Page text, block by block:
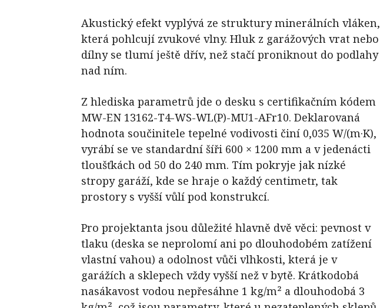
Akustický efekt vyplývá ze struktury minerálních vláken,
která pohlcují zvukové vlny. Hluk z garážových vrat nebo
dílny se tlumí ještě dřív, než stačí proniknout do podlahy
nad ním.
Z hlediska parametrů jde o desku s certifikačním kódem
MW-EN 13162-T4-WS-WL(P)-MU1-AFr10. Deklarovaná
hodnota součinitele tepelné vodivosti činí 0,035 W/(m·K),
vyrábí se ve standardní šíři 600 × 1200 mm a v jedenácti
tloušťkách od 50 do 240 mm. Tím pokryje jak nízké
stropy garáží, kde se hraje o každý centimetr, tak
prostory s vyšší vůlí pod konstrukcí.
Pro projektanta jsou důležité hlavně dvě věci: pevnost v
tlaku (deska se neprolomí ani po dlouhodobém zatížení
vlastní vahou) a odolnost vůči vlhkosti, která je v
garážích a sklepech vždy vyšší než v bytě. Krátkodobá
nasákavost vodou nepřesáhne 1 kg/m² a dlouhodobá 3